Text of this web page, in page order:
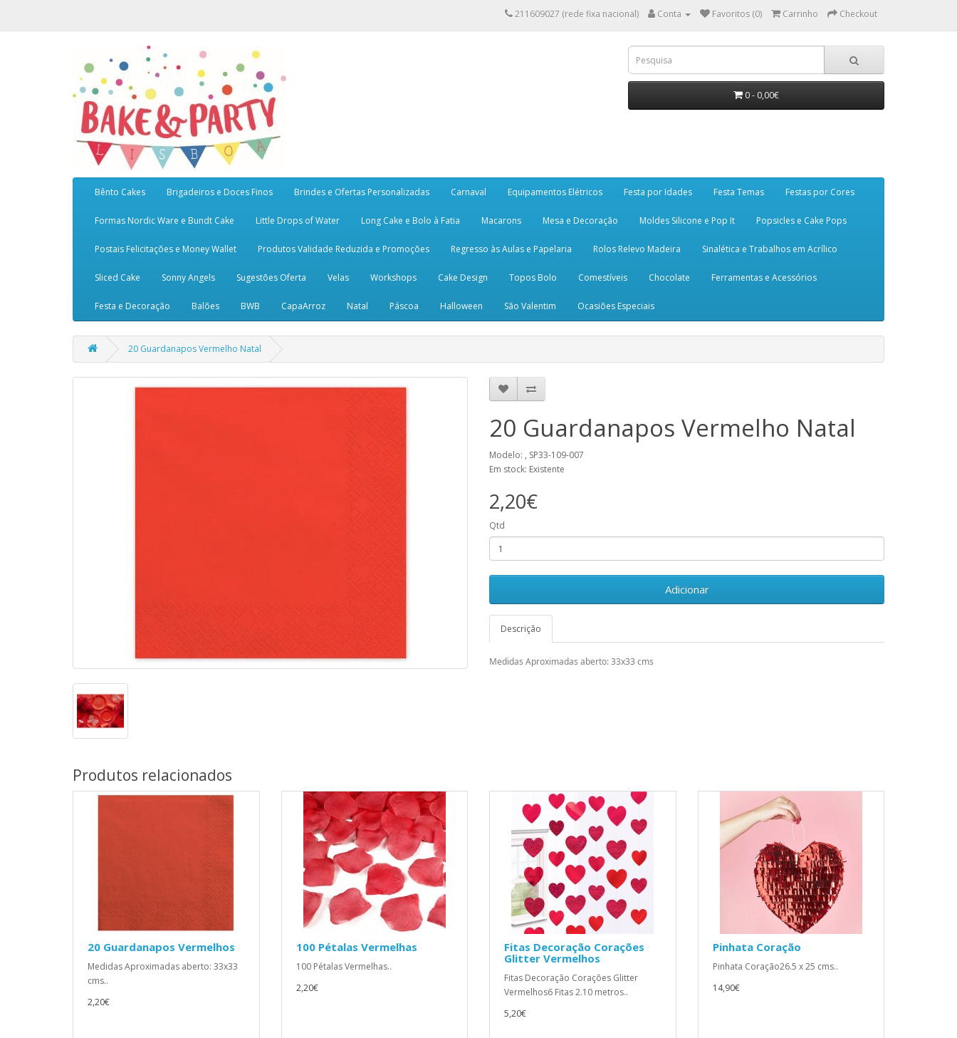
211609027 (rede fixa nacional) Conta Favoritos (0) Carrinho Checkout
0 - 0,00€
Bênto Cakes Brigadeiros e Doces Finos Brindes e Ofertas Personalizadas Carnaval Equipamentos Elétricos Festa por Idades Festa Temas Festas por Cores
Formas Nordic Ware e Bundt Cake Little Drops of Water Long Cake e Bolo à Fatia Macarons Mesa e Decoração Moldes Silicone e Pop It Popsicles e Cake Pops
Postais Felicitações e Money Wallet Produtos Validade Reduzida e Promoções Regresso às Aulas e Papelaria Rolos Relevo Madeira Sinalética e Trabalhos em Acrílico
Sliced Cake Sonny Angels Sugestões Oferta Velas Workshops Cake Design Topos Bolo Comestíveis Chocolate Ferramentas e Acessórios
Festa e Decoração Balões BWB CapaArroz Natal Páscoa Halloween São Valentim Ocasiões Especiais
20 Guardanapos Vermelho Natal
20 Guardanapos Vermelho Natal
Modelo: , SP33-109-007
Em stock: Existente
2,20€
Qtd
Adicionar
Descrição
Medidas Aproximadas aberto: 33x33 cms
Produtos relacionados
20 Guardanapos Vermelhos
Medidas Aproximadas aberto: 33x33
cms..
2,20€
100 Pétalas Vermelhas
100 Pétalas Vermelhas..
2,20€
Fitas Decoração Corações
Glitter Vermelhos
Fitas Decoração Corações Glitter
Vermelhos6 Fitas 2.10 metros..
5,20€
Pinhata Coração
Pinhata Coração26.5 x 25 cms..
14,90€